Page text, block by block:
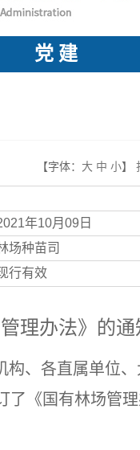
党 建
【字体： 大 中 小】
年10月09日
场种苗司
行有效
理办法》的通
、各直属单位、
《国有林场管